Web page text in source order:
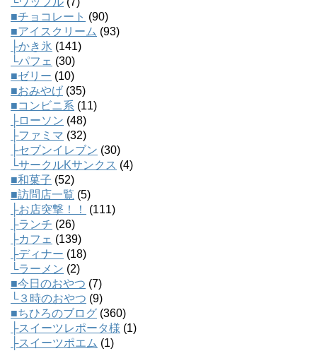
■チョコレート (90)
■アイスクリーム (93)
├かき氷 (141)
└パフェ (30)
■ゼリー (10)
■おみやげ (35)
■コンビニ系 (11)
├ローソン (48)
├ファミマ (32)
├セブンイレブン (30)
└サークルKサンクス (4)
■和菓子 (52)
■訪問店一覧 (5)
├お店突撃！！
(111)
├ランチ (26)
├カフェ (139)
├ディナー (18)
└ラーメン (2)
■今日のおやつ (7)
└３時のおやつ (9)
■ちひろのブログ (360)
├スイーツレポータ様 (1)
├スイーツポエム (1)